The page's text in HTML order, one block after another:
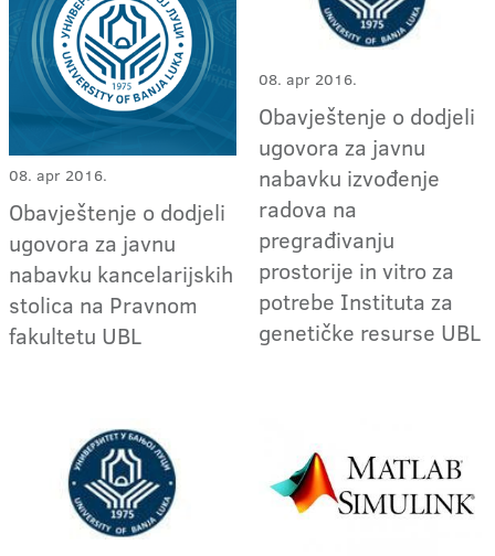
08. apr 2016.
Obavještenje o dodjeli
ugovora za javnu
nabavku kancelarijskih
stolica na Pravnom
fakultetu UBL
08. apr 2016.
Obavještenje o dodjeli
ugovora za javnu
nabavku izvođenje
radova na
pregrađivanju
prostorije in vitro za
potrebe Instituta za
genetičke resurse UBL